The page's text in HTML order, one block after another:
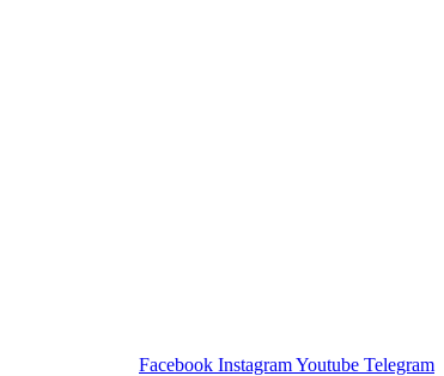
Facebook InstagramYoutube Telegram